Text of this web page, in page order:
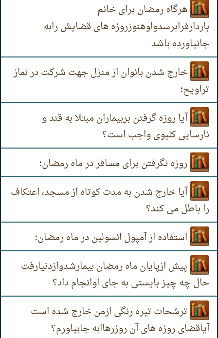
هرگاه رمضان برای خانم
باردارفرابرسدواوهنوزروزه های قضایش رابه
جانیاورده باشد
خارج شدن بانوان از منزل جهت شرکت در نماز
تراویح؛
آیا روزه گرفتن بربیماران مبتلا به قند و
نارسایی کلیوی واجب است؟
روزه نگرفتن برای مسافر در ماه رمضان؛
آیا خارج شدن به مدت کوتاه از مسجد، اعتکاف
را باطل می کند؟
استفاده از آمپول انسولین در ماه رمضان؛
پیش ازپایان ماه رمضان بیمارشدوازدنیارفت
حال چه چیز بایستی به جای اوانجام داد؟
ترشحات تیره رنگی ازمن خارج شده است
آیاقضای روزه های آن روزرهاابه جابیاورم؟